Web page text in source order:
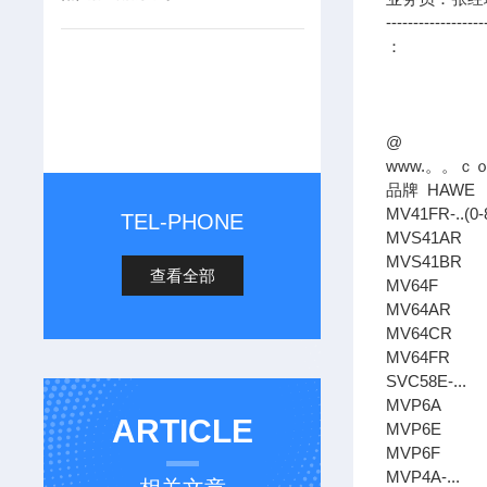
TEL-PHONE
查看全部
ARTICLE
：
@
www.。。ｃ
品牌 HAWE
MV41FR-..(0-
MVS41AR
MVS41BR
MV64F
MV64AR
MV64CR
MV64FR
SVC58E-...
MVP6A
MVP6E
MVP6F
MVP4A-...